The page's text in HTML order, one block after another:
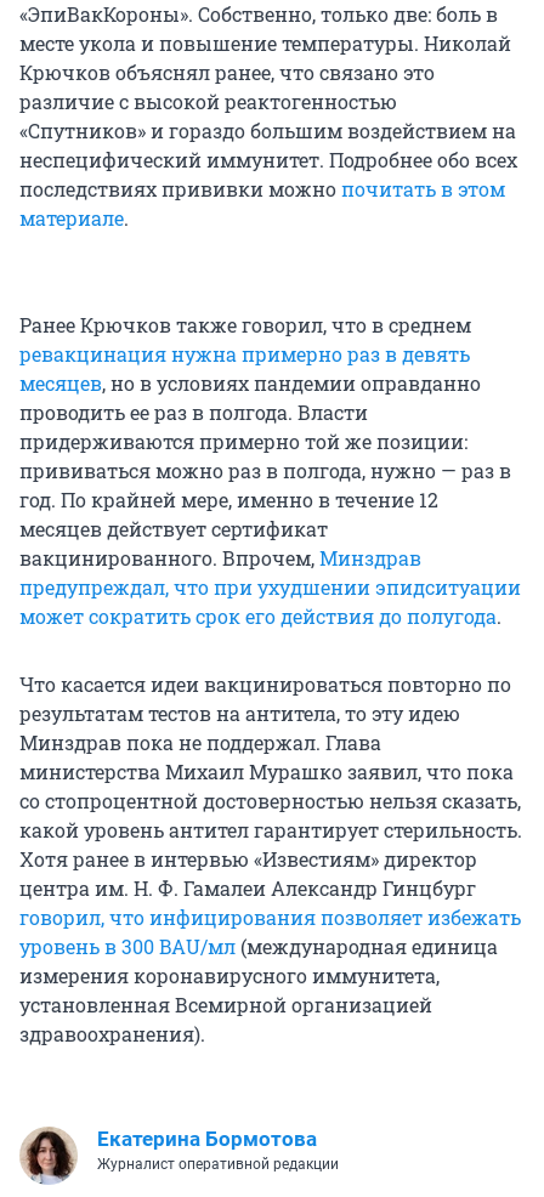
«ЭпиВакКороны». Собственно, только две: боль в
месте укола и повышение температуры. Николай
Крючков объяснял ранее, что связано это
различие с высокой реактогенностью
«Спутников» и гораздо большим воздействием на
неспецифический иммунитет. Подробнее обо всех
последствиях прививки можнопочитать в этом
материале.
Ранее Крючков также говорил, что в среднем
ревакцинация нужна примерно раз в девять
месяцев, но в условиях пандемии оправданно
проводить ее раз в полгода. Власти
придерживаются примерно той же позиции:
прививаться можно раз в полгода, нужно — раз в
год. По крайней мере, именно в течение 12
месяцев действует сертификат
вакцинированного. Впрочем,Минздрав
предупреждал, что при ухудшении эпидситуации
может сократить срок его действия до полугода.
Что касается идеи вакцинироваться повторно по
результатам тестов на антитела, то эту идею
Минздрав пока не поддержал. Глава
министерства Михаил Мурашко заявил, что пока
со стопроцентной достоверностью нельзя сказать,
какой уровень антител гарантирует стерильность.
Хотя ранее в интервью «Известиям» директор
центра им. Н. Ф. Гамалеи Александр Гинцбург
говорил, что инфицирования позволяет избежать
уровень в 300 BAU/мл (международная единица
измерения коронавирусного иммунитета,
установленная Всемирной организацией
здравоохранения).
Екатерина Бормотова
Журналист оперативной редакции